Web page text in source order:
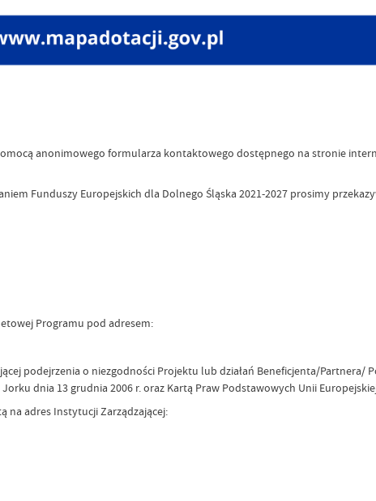
anonimowego formularza kontaktowego dostępnego na stronie
Funduszy Europejskich dla Dolnego Śląska 2021-2027 prosimy
Programu pod adresem:
podejrzenia o niezgodności Projektu lub działań Beneficjenta/
dnia 13 grudnia 2006 r. oraz Kartą Praw Podstawowych Unii
na adres Instytucji Zarządzającej: